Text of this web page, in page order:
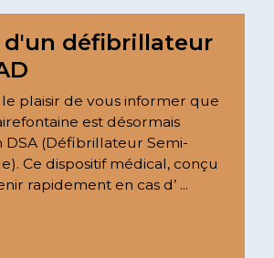
Lire la suite
d'un défibrillateur
le plaisir de vous informer que
est désormais
DSA (Défibrillateur Semi-
Ce dispositif médical, conçu
rapidement en cas d’ ...